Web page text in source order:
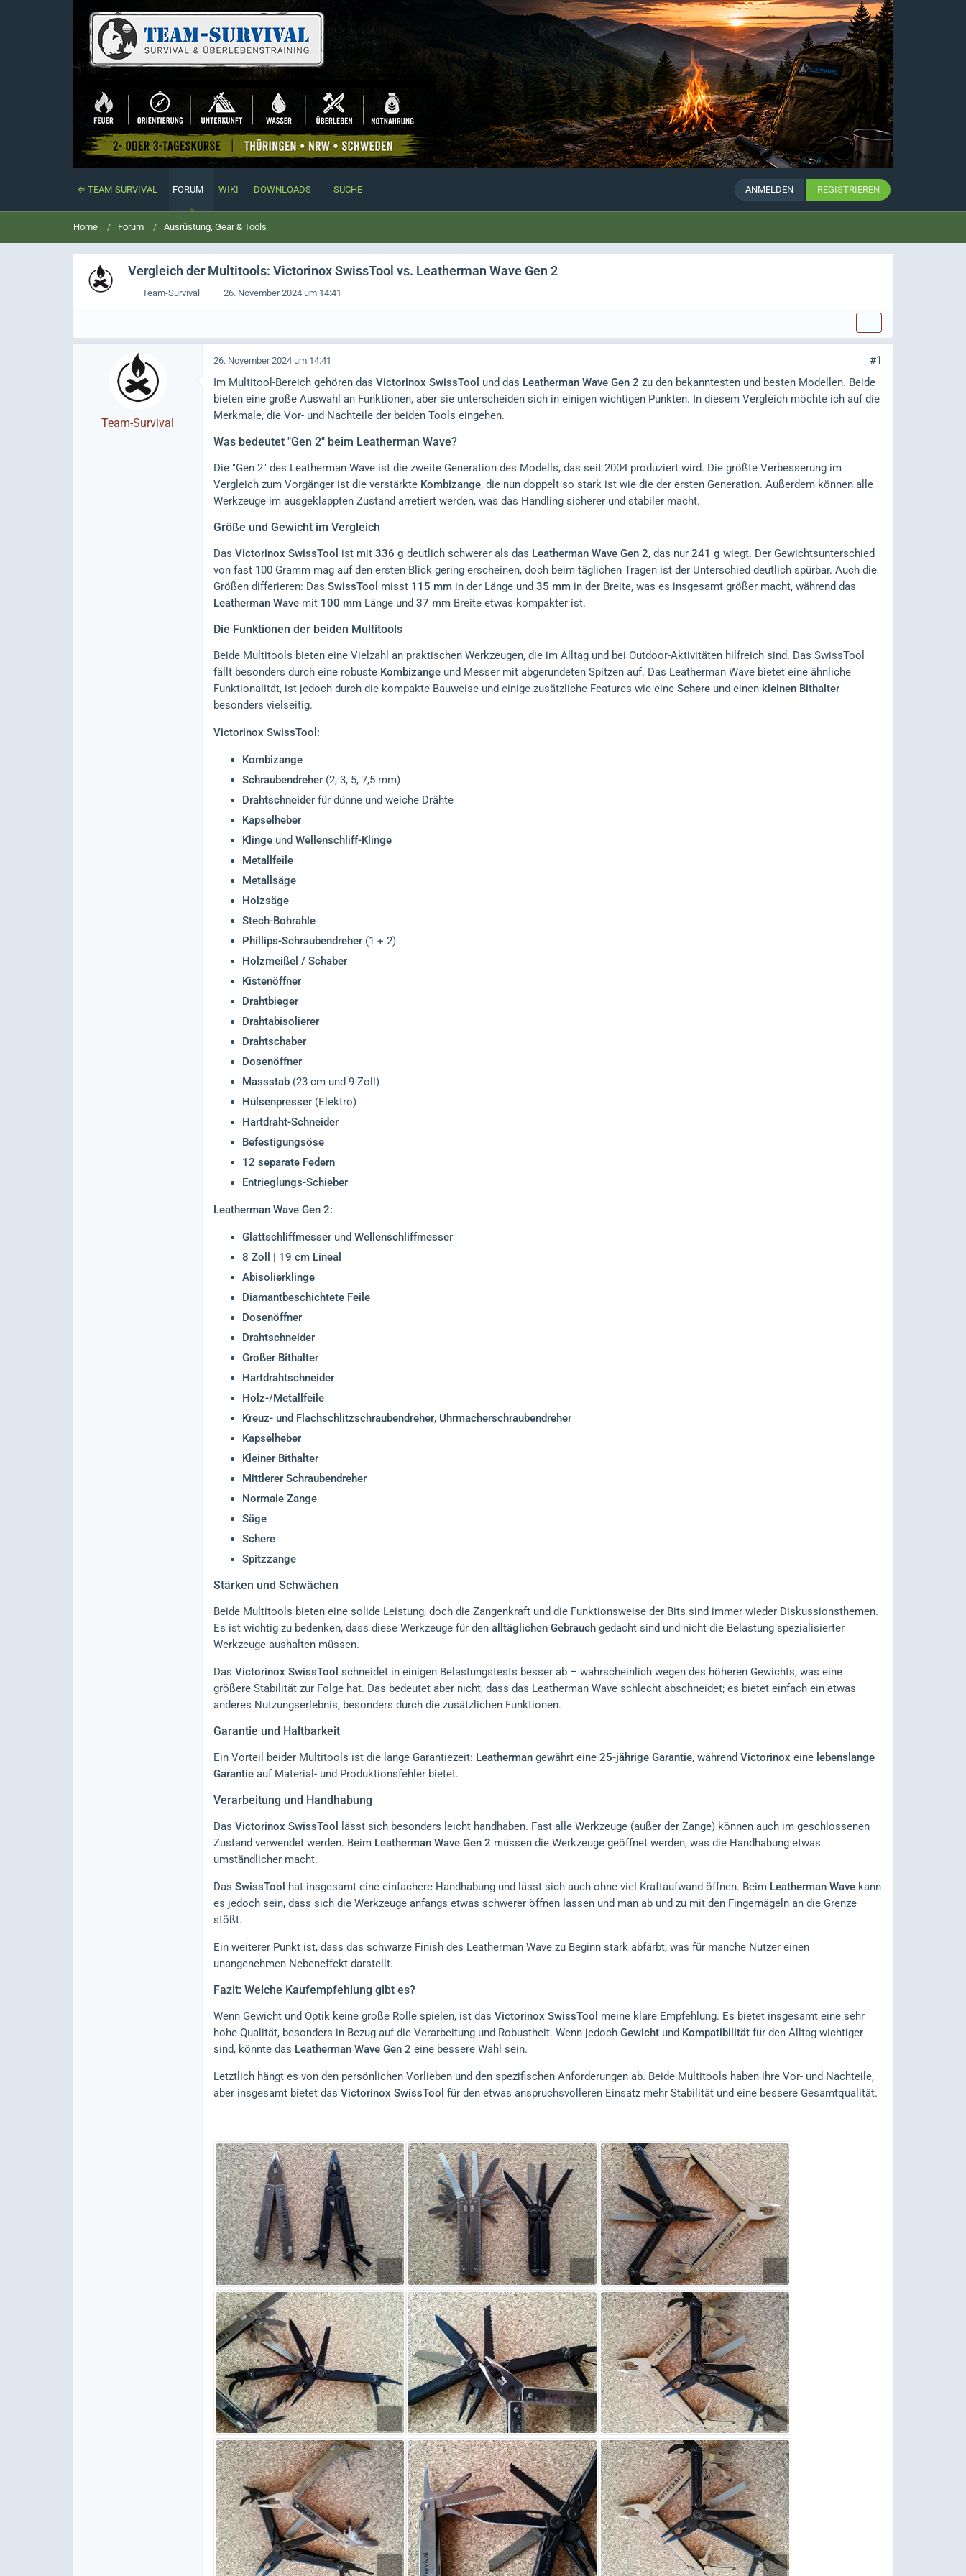
⇐ TEAM-SURVIVAL FORUM WIKI DOWNLOADS SUCHE ANMELDEN REGISTRIEREN
Home Forum Ausrüstung, Gear & Tools
Vergleich der Multitools: Victorinox SwissTool vs. Leatherman Wave Gen 2
Team-Survival 26. November 2024 um 14:41
Team-Survival
26. November 2024 um 14:41
#1
Im Multitool-Bereich gehören das Victorinox SwissTool und das Leatherman Wave Gen 2 zu den bekanntesten und besten Modellen. Beide
bieten eine große Auswahl an Funktionen, aber sie unterscheiden sich in einigen wichtigen Punkten. In diesem Vergleich möchte ich auf die
Merkmale, die Vor- und Nachteile der beiden Tools eingehen.
Was bedeutet "Gen 2" beim Leatherman Wave?
Die "Gen 2" des Leatherman Wave ist die zweite Generation des Modells, das seit 2004 produziert wird. Die größte Verbesserung im
Vergleich zum Vorgänger ist die verstärkte Kombizange, die nun doppelt so stark ist wie die der ersten Generation. Außerdem können alle
Werkzeuge im ausgeklappten Zustand arretiert werden, was das Handling sicherer und stabiler macht.
Größe und Gewicht im Vergleich
Das Victorinox SwissTool ist mit 336 g deutlich schwerer als das Leatherman Wave Gen 2, das nur 241 g wiegt. Der Gewichtsunterschied
von fast 100 Gramm mag auf den ersten Blick gering erscheinen, doch beim täglichen Tragen ist der Unterschied deutlich spürbar. Auch die
Größen differieren: Das SwissTool misst 115 mm in der Länge und 35 mm in der Breite, was es insgesamt größer macht, während das
Leatherman Wave mit 100 mm Länge und 37 mm Breite etwas kompakter ist.
Die Funktionen der beiden Multitools
Beide Multitools bieten eine Vielzahl an praktischen Werkzeugen, die im Alltag und bei Outdoor-Aktivitäten hilfreich sind. Das SwissTool
fällt besonders durch eine robuste Kombizange und Messer mit abgerundeten Spitzen auf. Das Leatherman Wave bietet eine ähnliche
Funktionalität, ist jedoch durch die kompakte Bauweise und einige zusätzliche Features wie eine Schere und einen kleinen Bithalter
besonders vielseitig.
Victorinox SwissTool:
Kombizange
Schraubendreher (2, 3, 5, 7,5 mm)
Drahtschneider für dünne und weiche Drähte
Kapselheber
Klinge und Wellenschliff-Klinge
Metallfeile
Metallsäge
Holzsäge
Stech-Bohrahle
Phillips-Schraubendreher (1 + 2)
Holzmeißel / Schaber
Kistenöffner
Drahtbieger
Drahtabisolierer
Drahtschaber
Dosenöffner
Massstab (23 cm und 9 Zoll)
Hülsenpresser (Elektro)
Hartdraht-Schneider
Befestigungsöse
12 separate Federn
Entrieglungs-Schieber
Leatherman Wave Gen 2:
Glattschliffmesser und Wellenschliffmesser
8 Zoll | 19 cm Lineal
Abisolierklinge
Diamantbeschichtete Feile
Dosenöffner
Drahtschneider
Großer Bithalter
Hartdrahtschneider
Holz-/Metallfeile
Kreuz- und Flachschlitzschraubendreher, Uhrmacherschraubendreher
Kapselheber
Kleiner Bithalter
Mittlerer Schraubendreher
Normale Zange
Säge
Schere
Spitzzange
Stärken und Schwächen
Beide Multitools bieten eine solide Leistung, doch die Zangenkraft und die Funktionsweise der Bits sind immer wieder Diskussionsthemen.
Es ist wichtig zu bedenken, dass diese Werkzeuge für den alltäglichen Gebrauch gedacht sind und nicht die Belastung spezialisierter
Werkzeuge aushalten müssen.
Das Victorinox SwissTool schneidet in einigen Belastungstests besser ab – wahrscheinlich wegen des höheren Gewichts, was eine
größere Stabilität zur Folge hat. Das bedeutet aber nicht, dass das Leatherman Wave schlecht abschneidet; es bietet einfach ein etwas
anderes Nutzungserlebnis, besonders durch die zusätzlichen Funktionen.
Garantie und Haltbarkeit
Ein Vorteil beider Multitools ist die lange Garantiezeit: Leatherman gewährt eine 25-jährige Garantie, während Victorinox eine lebenslange
Garantie auf Material- und Produktionsfehler bietet.
Verarbeitung und Handhabung
Das Victorinox SwissTool
lässt sich besonders leicht handhaben. Fast alle Werkzeuge (außer der Zange) können auch im geschlossenen
Zustand verwendet werden. Beim Leatherman Wave Gen 2 müssen die Werkzeuge geöffnet werden, was die Handhabung etwas
umständlicher macht.
Das SwissTool hat insgesamt eine einfachere Handhabung und lässt sich auch ohne viel Kraftaufwand öffnen. Beim Leatherman Wave kann
es jedoch sein, dass sich die Werkzeuge anfangs etwas schwerer öffnen lassen und man ab und zu mit den Fingernägeln an die Grenze
stößt.
Ein weiterer Punkt ist, dass das schwarze Finish des Leatherman Wave zu Beginn stark abfärbt, was für manche Nutzer einen
unangenehmen Nebeneffekt darstellt.
Fazit: Welche Kaufempfehlung gibt es?
Wenn Gewicht und Optik keine große Rolle spielen, ist das Victorinox SwissTool meine klare Empfehlung. Es bietet insgesamt eine sehr
hohe Qualität, besonders in Bezug auf die Verarbeitung und Robustheit. Wenn jedoch Gewicht und Kompatibilität für den Alltag wichtiger
sind, könnte das Leatherman Wave Gen 2 eine bessere Wahl sein.
Letztlich hängt es von den persönlichen Vorlieben und den spezifischen Anforderungen ab. Beide Multitools haben ihre Vor- und Nachteile,
aber insgesamt bietet das Victorinox SwissTool für den etwas anspruchsvolleren Einsatz mehr Stabilität und eine bessere Gesamtqualität.